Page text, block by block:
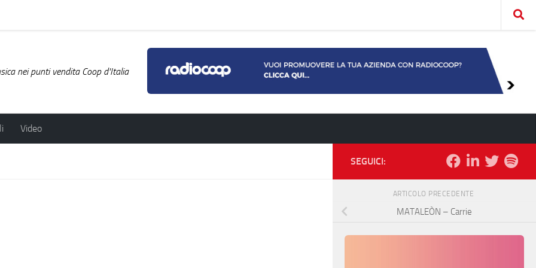
nei punti vendita Coop d'Italia
Video
SEGUICI:
ARTICOLO PRECEDENTE
MATALEÒN – Carrie